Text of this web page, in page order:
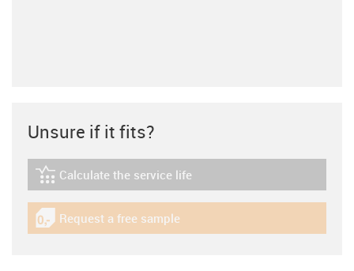
Unsure if it fits?
igus-icon-lebensdauerrechner
Calculate the service life
igus-icon-gratismuster
Request a free sample